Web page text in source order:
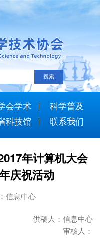
会学术
科学普及
科技馆 联系我们
年计算机大会
庆祝活动
信息中心
供稿人：信息中心
审核人：